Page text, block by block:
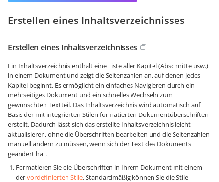
Erstellen eines Inhaltsverzeichnisses
Erstellen eines Inhaltsverzeichnisses
Ein Inhaltsverzeichnis enthält eine Liste aller Kapitel (Abschnitte usw.)
in einem Dokument und zeigt die Seitenzahlen an, auf denen jedes
Kapitel beginnt. Es ermöglicht ein einfaches Navigieren durch ein
mehrseitiges Dokument und ein schnelles Wechseln zum
gewünschten Textteil. Das Inhaltsverzeichnis wird automatisch auf
Basis der mit integrierten Stilen formatierten Dokumentüberschriften
erstellt. Dadurch lässt sich das erstellte Inhaltsverzeichnis leicht
aktualisieren, ohne die Überschriften bearbeiten und die Seitenzahlen
manuell ändern zu müssen, wenn sich der Text des Dokuments
geändert hat.
Formatieren Sie die Überschriften in Ihrem Dokument mit einem
dervordefinierten Stile. Standardmäßig können Sie die Stile